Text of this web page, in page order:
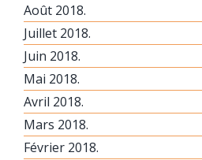
Août 2018.
Juillet 2018.
Juin 2018.
Mai 2018.
Avril 2018.
Mars 2018.
Février 2018.